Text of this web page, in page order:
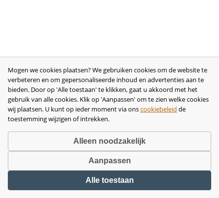
disclaimer•privacy- en cookiebeleid
voorwaarden•herroeping•bedrijfsgegevens
Mogen we cookies plaatsen? We gebruiken cookies om de website te
verbeteren en om gepersonaliseerde inhoud en advertenties aan te
bieden. Door op 'Alle toestaan' te klikken, gaat u akkoord met het
gebruik van alle cookies. Klik op 'Aanpassen' om te zien welke cookies
wij plaatsen. U kunt op ieder moment via onscookiebeleid de
toestemming wijzigen of intrekken.
Alleen noodzakelijk
Aanpassen
Alle toestaan